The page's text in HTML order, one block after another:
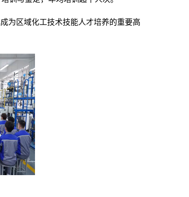
为区域化工技术技能人才培养的重要高